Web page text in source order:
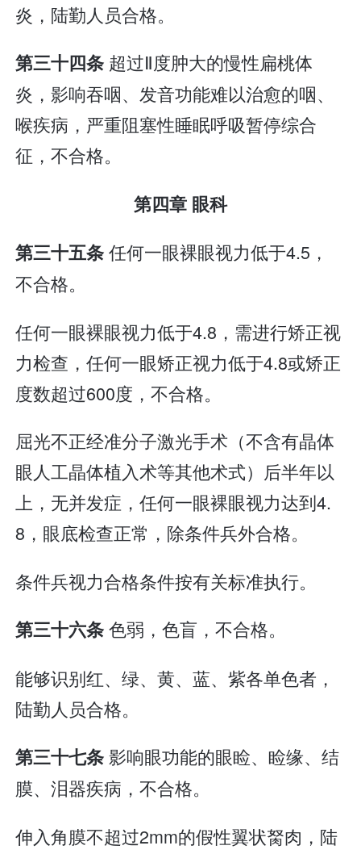
炎，陆勤人员合格。
第三十四条 超过Ⅱ度肿大的慢性扁桃体
炎，影响吞咽、发音功能难以治愈的咽、
喉疾病，严重阻塞性睡眠呼吸暂停综合
征，不合格。
第四章 眼科
第三十五条任何一眼裸眼视力低于4.5，
不合格。
任何一眼裸眼视力低于4.8，需进行矫正视
力检查，任何一眼矫正视力低于4.8或矫正
度数超过600度，不合格。
屈光不正经准分子激光手术（不含有晶体
眼人工晶体植入术等其他术式）后半年以
上，无并发症，任何一眼裸眼视力达到4.
8，眼底检查正常，除条件兵外合格。
条件兵视力合格条件按有关标准执行。
第三十六条色弱，色盲，不合格。
能够识别红、绿、黄、蓝、紫各单色者，
陆勤人员合格。
第三十七条影响眼功能的眼睑、睑缘、结
膜、泪器疾病，不合格。
伸入角膜不超过2mm的假性翼状胬肉，陆